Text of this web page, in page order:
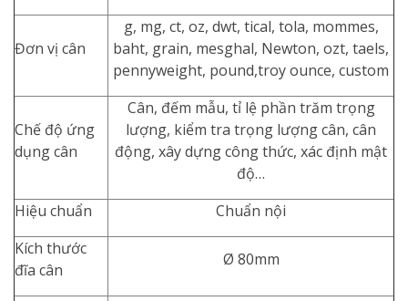
Đơn vị cân
g, mg, ct, oz, dwt, tical, tola, mommes,
baht, grain, mesghal, Newton, ozt, taels,
pennyweight, pound,troy ounce, custom
Chế độ ứng
dụng cân
Cân, đếm mẫu, tỉ lệ phần trăm trọng
lượng, kiểm tra trọng lượng cân, cân
động, xây dựng công thức, xác định mật
độ…
Hiệu chuẩn
Chuẩn nội
Kích thước
đĩa cân
Ø 80mm